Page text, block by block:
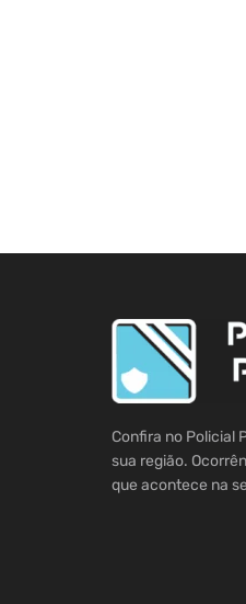
Confira no Policial
sua região.
que acontece na